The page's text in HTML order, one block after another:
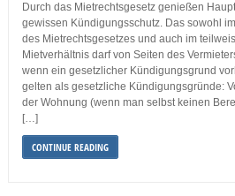
Durch das Mietrechtsgesetz genießen
gewissen Kündigungsschutz. Das sowohl
des Mietrechtsgesetzes und auch im
Mietverhältnis darf von Seiten des
wenn ein gesetzlicher Kündigungsgrund
gelten als gesetzliche Kündigungsgründe:
der Wohnung (wenn man selbst keinen
[…]
CONTINUE READING